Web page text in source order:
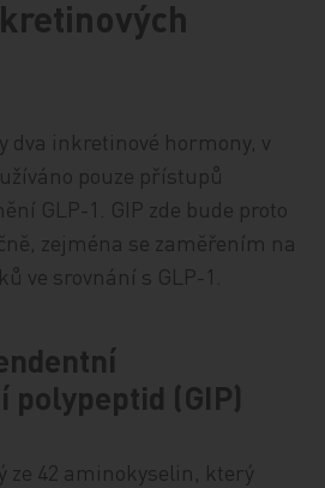
dva inkretinové hormony, v
pouze přístupů
GLP-1. GIP zde bude proto
zejména se zaměřením na
ve srovnání s GLP-1.
(GIP)
ze 42 aminokyselin, který